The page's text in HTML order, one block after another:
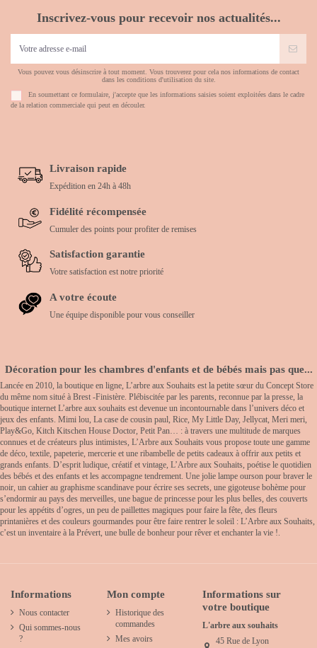
Inscrivez-vous pour recevoir nos actualités...
Vous pouvez vous désinscrire à tout moment. Vous trouverez pour cela nos informations de contact
dans les conditions d'utilisation du site.
En soumettant ce formulaire, j'accepte que les informations saisies soient exploitées dans le cadre
de la relation commerciale qui peut en découler.
Livraison rapide
Expédition en 24h à 48h
Fidélité récompensée
Cumuler des points pour profiter de remises
Satisfaction garantie
Votre satisfaction est notre priorité
A votre écoute
Une équipe disponible pour vous conseiller
Décoration pour les chambres d'enfants et de bébés mais pas que...
Lancée en 2010, la boutique en ligne, L’arbre aux Souhaits est la petite sœur du Concept Store
du même nom situé à Brest -Finistère. Plébiscitée par les parents, reconnue par la presse, la
boutique internet L’arbre aux souhaits est devenue un incontournable dans l’univers déco et
jeux des enfants. Mimi lou, La case de cousin paul, Rice, My Little Day, Jellycat, Meri meri,
Play&Go, Kitch Kitschen House Doctor, Petit Pan… : à travers une multitude de marques
connues et de créateurs plus intimistes, L’Arbre aux Souhaits vous propose toute une gamme
de déco, textile, papeterie, mercerie et une ribambelle de petits cadeaux à offrir aux petits et
grands enfants. D’esprit ludique, créatif et vintage, L’Arbre aux Souhaits, poétise le quotidien
des bébés et des enfants et les accompagne tendrement. Une jolie lampe ourson pour braver le
noir, un cahier au graphisme scandinave pour écrire ses secrets, une gigoteuse bohème pour
s’endormir au pays des merveilles, une bague de princesse pour les plus belles, des couverts
pour les appétits d’ogres, un peu de paillettes magiques pour faire la fête, des fleurs
printanières et des couleurs gourmandes pour être faire rentrer le soleil : L’Arbre aux Souhaits,
c’est un inventaire à la Prévert, une bulle de bonheur pour rêver et enchanter la vie !.
Informations
Nous contacter
Qui sommes-nous
?
Mon compte
Historique des
commandes
Mes avoirs
Informations sur
votre boutique
L'arbre aux souhaits
45 Rue de Lyon